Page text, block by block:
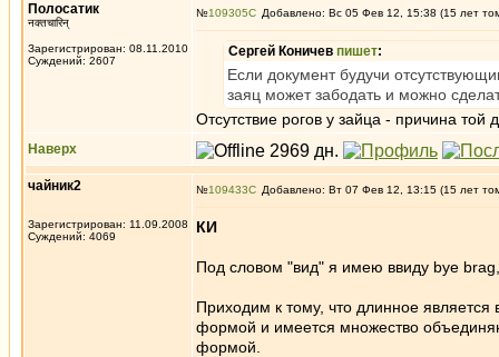
Полосатик
नक्तचारिन्
Зарегистрирован: 08.11.2010
Суждений: 2607
№109305 Добавлено: Вс 05 Фев 12, 15:38 (15 лет
Сергей Коничев пишет:
Если документ будучи
заяц может забодать и можно
Отсутствие рогов у зайца - причина
Наверх
чайник2
Зарегистрирован: 11.09.2008
Суждений: 4069
№109433 Добавлено: Вт 07 Фев 12, 13:15 (15 лет
КИ
Под словом "вид" я имею ввиду bye
Приходим к тому, что длинное
формой и имеется множество
формой.